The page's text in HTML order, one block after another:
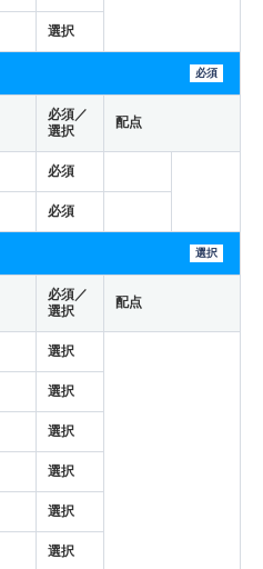
選択
必須
必須／
選択
配点
必須
必須
選択
必須／
選択
配点
選択
選択
選択
選択
選択
選択